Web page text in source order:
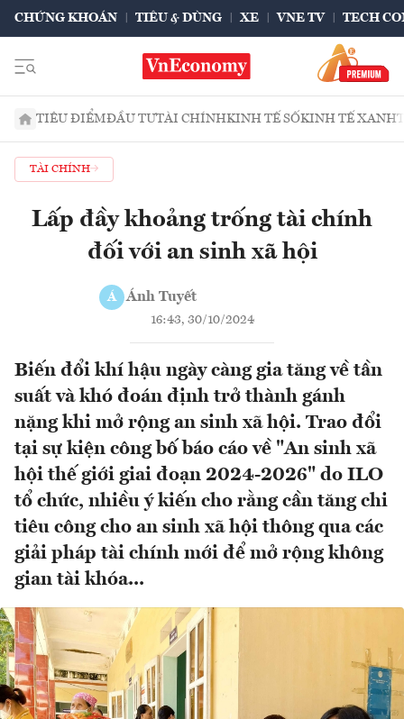
CHỨNG KHOÁN TIÊU & DÙNG XE VNE TV TECH
TIÊU ĐIỂMĐẦU TƯTÀI CHÍNHKINH TẾ SỐKINH TẾ XANH
TÀI CHÍNH
Lấp đầy khoảng trống tài chính
đối với an sinh xã hội
Á Ánh Tuyết
16:43, 30/10/2024
Biến đổi khí hậu ngày càng gia tăng về tần
suất và khó đoán định trở thành gánh
nặng khi mở rộng an sinh xã hội. Trao đổi
tại sự kiện công bố báo cáo về "An sinh xã
hội thế giới giai đoạn 2024-2026" do ILO
tổ chức, nhiều ý kiến cho rằng cần tăng chi
tiêu công cho an sinh xã hội thông qua các
giải pháp tài chính mới để mở rộng không
gian tài khóa...